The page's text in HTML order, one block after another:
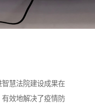
慧法院建设成果在
效地解决了疫情防